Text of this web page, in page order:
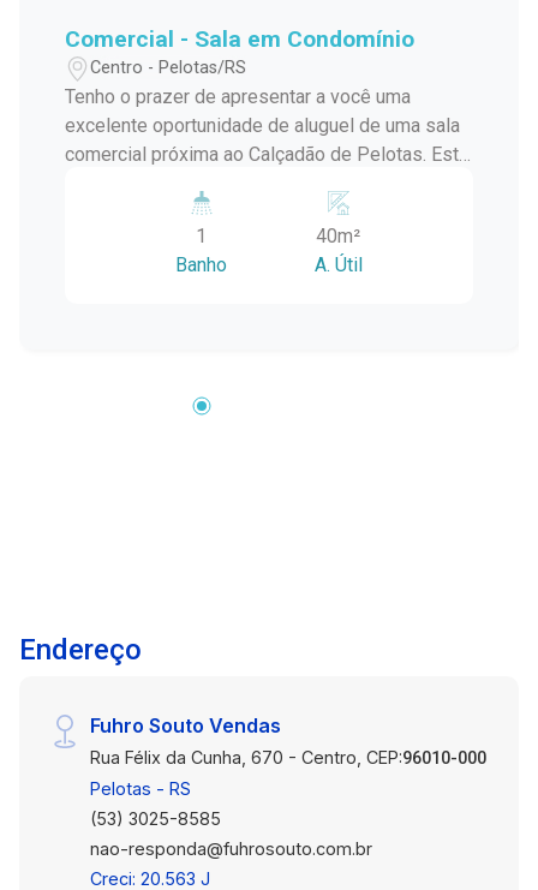
Comercial - Sala em Condomínio
Centro - Pelotas/RS
Tenho o prazer de apresentar a você uma
excelente oportunidade de aluguel de uma sala
comercial próxima ao Calçadão de Pelotas. Esta
características que podem atender às suas
necessidades empresariais. Características do
imóvel: Localização privilegiada: A sala está
parquet: O piso em parquet confere um visual
vantajoso para a organização de espaços de
trabalho individuais ou departamentos. Isso
necessário, sem comprometer a sensação de
espaço aberto. Esta sala comercial é uma
excelente oportunidade para empresas que
buscam um espaço funcional, bem localizado e
com características que agregam valor ao
ambiente de trabalho. Agende uma visita para
1
Banho
40m²
A. Útil
Endereço
Fuhro Souto Vendas
Rua Félix da Cunha, 670 - Centro, CEP:96010-000
Pelotas - RS
(53) 3025-8585
nao-responda@fuhrosouto.com.br
Creci: 20.563 J